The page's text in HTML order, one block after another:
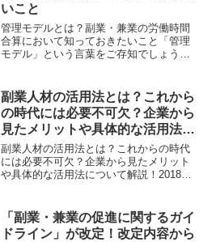
いこと
管理モデルとは？副業・兼業の労働時間
合算において知っておきたいこと「管理
モデル」という言葉をご存知でしょう
必要だった労働時間の計算をなくすこと
が可能になります。そこでこ...
副業人材の活用法とは？これから
の時代には必要不可欠？企業から
見たメリットや具体的な活用法に
ついて解説！
副業人材の活用法とは？これからの時代
には必要不可欠？企業から見たメリット
や具体的な活用法について解説！2018
兼業の促進に関するガイドライン」を作
成しました。これらの流...
「副業・兼業の促進に関するガイ
ドライン」が改定！改定内容から